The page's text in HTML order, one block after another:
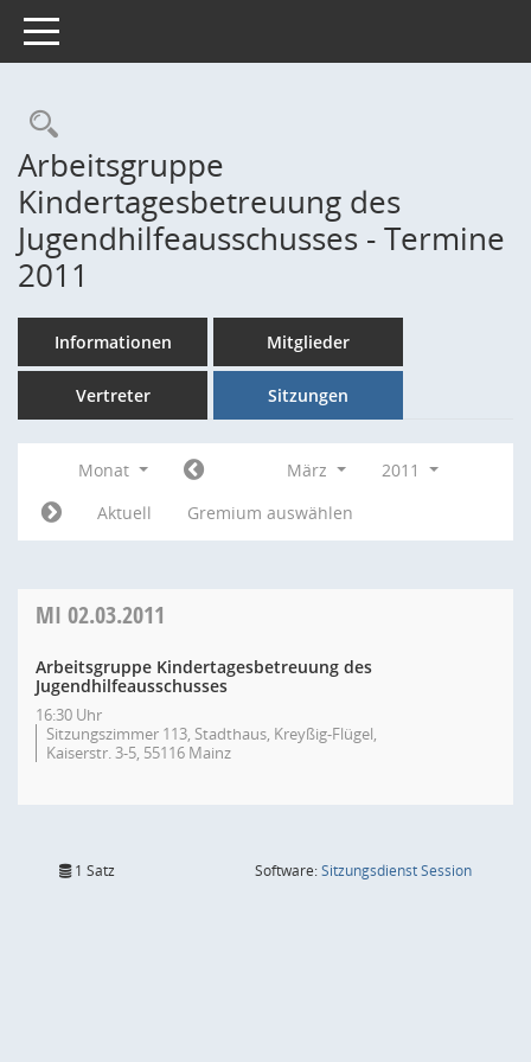
Toggle navigation
Rechercheauswahl
Arbeitsgruppe
Kindertagesbetreuung des
Jugendhilfeausschusses - Termine
2011
Informationen Mitglieder
Vertreter Sitzungen
Monat März
2011
Aktuell
Gremium auswählen
MI 02.03.2011
Arbeitsgruppe Kindertagesbetreuung des
Jugendhilfeausschusses
16:30 Uhr
Sitzungszimmer 113, Stadthaus, Kreyßig-Flügel,
Kaiserstr. 3-5, 55116 Mainz
1 Satz Software:SitzungsdienstSession(Wird in